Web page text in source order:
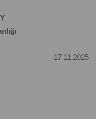
17.11.2025